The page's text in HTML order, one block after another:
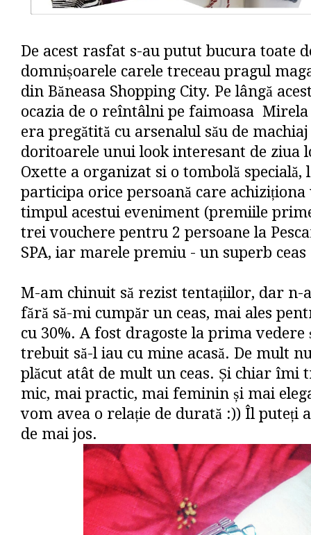
De acest rasfat s-au putut bucura toate
domnișoarele carele treceau pragul
din Băneasa Shopping City. Pe lângă
ocazia de o reîntâlni pe faimoasa Mirela
era pregătită cu arsenalul său de
doritoarele unui look interesant de ziua
Oxette a organizat si o tombolă specială,
participa orice persoană care
timpul acestui eveniment (premiile
trei vouchere pentru 2 persoane la
SPA, iar marele premiu - un superb ceas
M-am chinuit să rezist tentațiilor, dar n-
fără să-mi cumpăr un ceas, mai ales
cu 30%. A fost dragoste la prima vedere
trebuit să-l iau cu mine acasă. De mult
plăcut atât de mult un ceas. Și chiar îmi
mic, mai practic, mai feminin și mai
vom avea o relație de durată :)) Îl puteți
de mai jos.